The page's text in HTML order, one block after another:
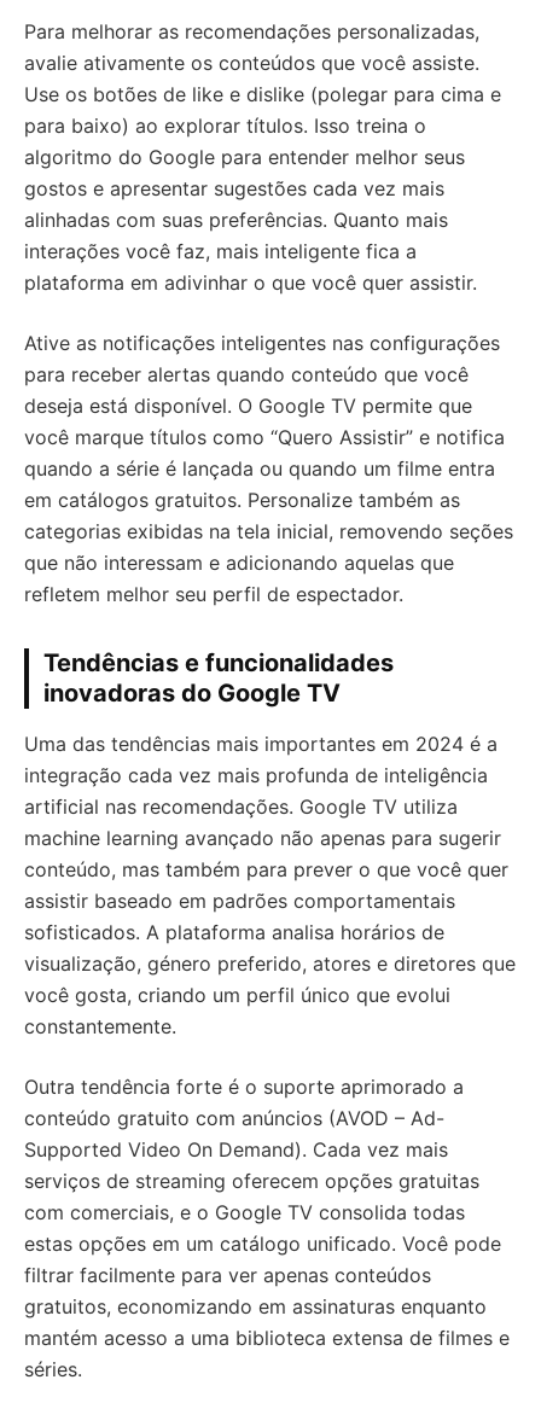
Para melhorar as recomendações personalizadas,
avalie ativamente os conteúdos que você assiste.
Use os botões de like e dislike (polegar para cima e
para baixo) ao explorar títulos. Isso treina o
algoritmo do Google para entender melhor seus
gostos e apresentar sugestões cada vez mais
alinhadas com suas preferências. Quanto mais
interações você faz, mais inteligente fica a
plataforma em adivinhar o que você quer assistir.
Ative as notificações inteligentes nas configurações
para receber alertas quando conteúdo que você
deseja está disponível. O Google TV permite que
você marque títulos como “Quero Assistir” e notifica
quando a série é lançada ou quando um filme entra
em catálogos gratuitos. Personalize também as
categorias exibidas na tela inicial, removendo seções
que não interessam e adicionando aquelas que
refletem melhor seu perfil de espectador.
Tendências e funcionalidades
inovadoras do Google TV
Uma das tendências mais importantes em 2024 é a
integração cada vez mais profunda de inteligência
artificial nas recomendações. Google TV utiliza
machine learning avançado não apenas para sugerir
conteúdo, mas também para prever o que você quer
assistir baseado em padrões comportamentais
sofisticados. A plataforma analisa horários de
visualização, género preferido, atores e diretores que
você gosta, criando um perfil único que evolui
constantemente.
Outra tendência forte é o suporte aprimorado a
conteúdo gratuito com anúncios (AVOD – Ad-
Supported Video On Demand). Cada vez mais
serviços de streaming oferecem opções gratuitas
com comerciais, e o Google TV consolida todas
estas opções em um catálogo unificado. Você pode
filtrar facilmente para ver apenas conteúdos
gratuitos, economizando em assinaturas enquanto
mantém acesso a uma biblioteca extensa de filmes e
séries.